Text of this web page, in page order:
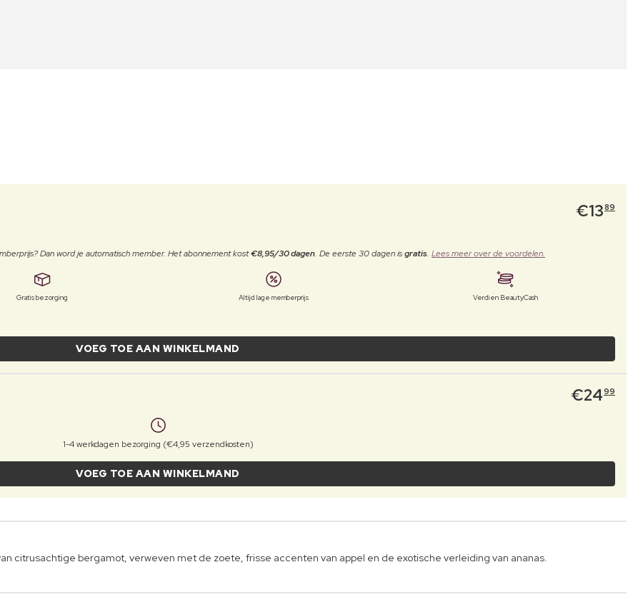
€1389
Dan word je automatisch member. Het abonnement kost€8,95/30 dagen. De eerste 30 dagen isgratis. Lees meer over de voordelen.
Gratis bezorging Altijd lage memberprijs Verdien BeautyCash
VOEG TOE AAN WINKELMAND
€2499
1-4 werkdagen bezorging (€4,95 verzendkosten)
VOEG TOE AAN WINKELMAND
citrusachtige bergamot, verweven met de zoete, frisse accenten van appel en de exotische verleiding van ananas.